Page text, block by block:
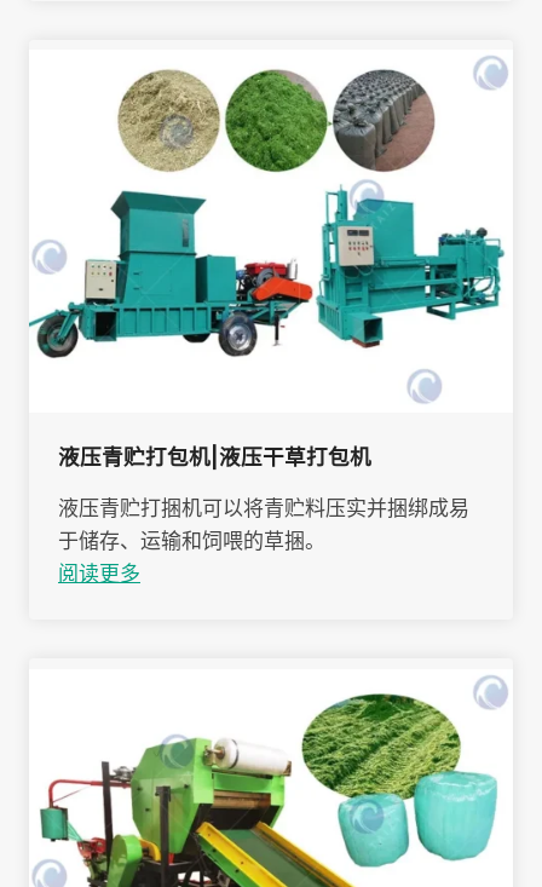
液压青贮打包机|液压干草打包机
液压青贮打捆机可以将青贮料压实并捆绑成易
于储存、运输和饲喂的草捆。
阅读更多